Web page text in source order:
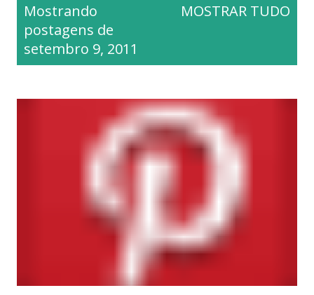
Mostrando
postagens de
setembro 9, 2011
MOSTRAR TUDO